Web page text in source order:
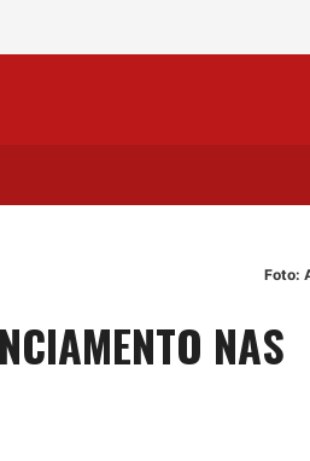
Foto:
NAS